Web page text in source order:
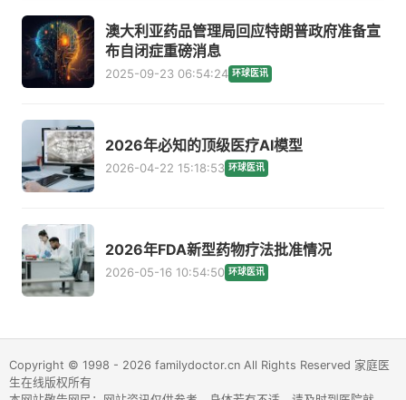
澳大利亚药品管理局回应特朗普政府准备宣
布自闭症重磅消息
2025-09-23 06:54:24 环球医讯
2026年必知的顶级医疗AI模型
2026-04-22 15:18:53 环球医讯
2026年FDA新型药物疗法批准情况
2026-05-16 10:54:50 环球医讯
Copyright © 1998 - 2026 familydoctor.cn All Rights Reserved 家庭医
生在线版权所有